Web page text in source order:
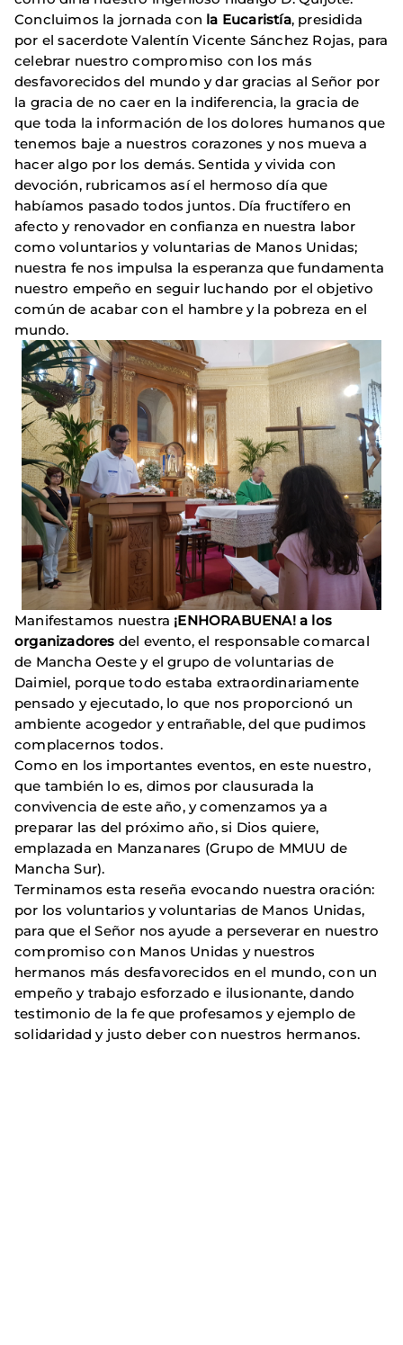
Concluimos la jornada con la Eucaristía, presidida
por el sacerdote Valentín Vicente Sánchez Rojas, para
celebrar nuestro compromiso con los más
desfavorecidos del mundo y dar gracias al Señor por
la gracia de no caer en la indiferencia, la gracia de
que toda la información de los dolores humanos que
tenemos baje a nuestros corazones y nos mueva a
hacer algo por los demás. Sentida y vivida con
devoción, rubricamos así el hermoso día que
habíamos pasado todos juntos. Día fructífero en
afecto y renovador en confianza en nuestra labor
como voluntarios y voluntarias de Manos Unidas;
nuestra fe nos impulsa la esperanza que fundamenta
nuestro empeño en seguir luchando por el objetivo
común de acabar con el hambre y la pobreza en el
mundo.
Manifestamos nuestra ¡ENHORABUENA! a los
organizadores del evento, el responsable comarcal
de Mancha Oeste y el grupo de voluntarias de
Daimiel, porque todo estaba extraordinariamente
pensado y ejecutado, lo que nos proporcionó un
ambiente acogedor y entrañable, del que pudimos
complacernos todos.
Como en los importantes eventos, en este nuestro,
que también lo es, dimos por clausurada la
convivencia de este año, y comenzamos ya a
preparar las del próximo año, si Dios quiere,
emplazada en Manzanares (Grupo de MMUU de
Mancha Sur).
Terminamos esta reseña evocando nuestra oración:
por los voluntarios y voluntarias de Manos Unidas,
para que el Señor nos ayude a perseverar en nuestro
compromiso con Manos Unidas y nuestros
hermanos más desfavorecidos en el mundo, con un
empeño y trabajo esforzado e ilusionante, dando
testimonio de la fe que profesamos y ejemplo de
solidaridad y justo deber con nuestros hermanos.